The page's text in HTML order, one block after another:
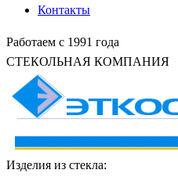
Контакты
Работаем с 1991 года
СТЕКОЛЬНАЯ КОМПАНИЯ
Изделия из стекла: